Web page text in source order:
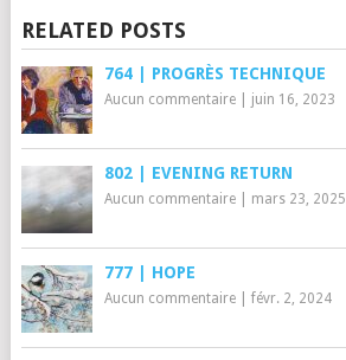
RELATED POSTS
764 | PROGRÈS TECHNIQUE
Aucun commentaire| juin 16, 2023
802 | EVENING RETURN
Aucun commentaire| mars 23, 2025
777 | HOPE
Aucun commentaire| févr. 2, 2024